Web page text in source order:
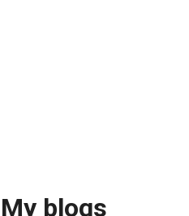
My blogs